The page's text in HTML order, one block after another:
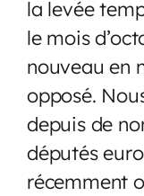
la levée
le mois
nouveau en
opposé.
depuis de
députés
récemment